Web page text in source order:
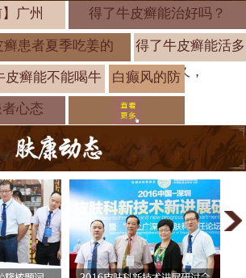
广州 得了牛皮癣能治好吗？
癣患者夏季吃姜的
得了牛皮癣能活多
久，
皮癣能不能喝牛
白癫风的防
备需重视几
心态